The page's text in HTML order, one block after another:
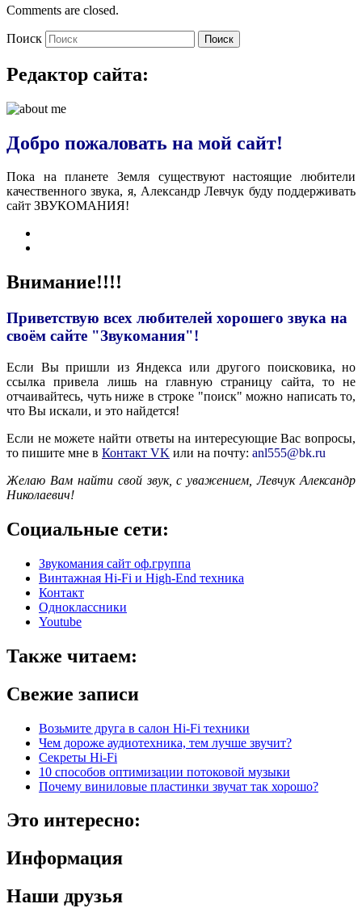
Comments are closed.
Поиск Поиск
Редактор сайта:
Добро пожаловать на мой сайт!
Пока на планете Земля существуют настоящие любители
качественного звука, я, Александр Левчук буду поддерживать
сайт ЗВУКОМАНИЯ!
Внимание!!!!
Приветствую всех любителей хорошего звука на
своём сайте "Звукомания"!
Если Вы пришли из Яндекса или другого поисковика, но
ссылка привела лишь на главную страницу сайта, то не
отчаивайтесь, чуть ниже в строке "поиск" можно написать то,
что Вы искали, и это найдется!
Если не можете найти ответы на интересующие Вас вопросы,
то пишите мне в Контакт VK или на почту: anl555@bk.ru
Желаю Вам найти свой звук, с уважением, Левчук Александр
Николаевич!
Социальные сети:
Звукомания сайт оф.группа
Винтажная Hi-Fi и High-End техника
Контакт
Одноклассники
Youtube
Также читаем:
Свежие записи
Возьмите друга в салон Hi-Fi техники
Чем дороже аудиотехника, тем лучше звучит?
Секреты Hi-Fi
10 способов оптимизации потоковой музыки
Почему виниловые пластинки звучат так хорошо?
Это интересно:
Информация
Наши друзья